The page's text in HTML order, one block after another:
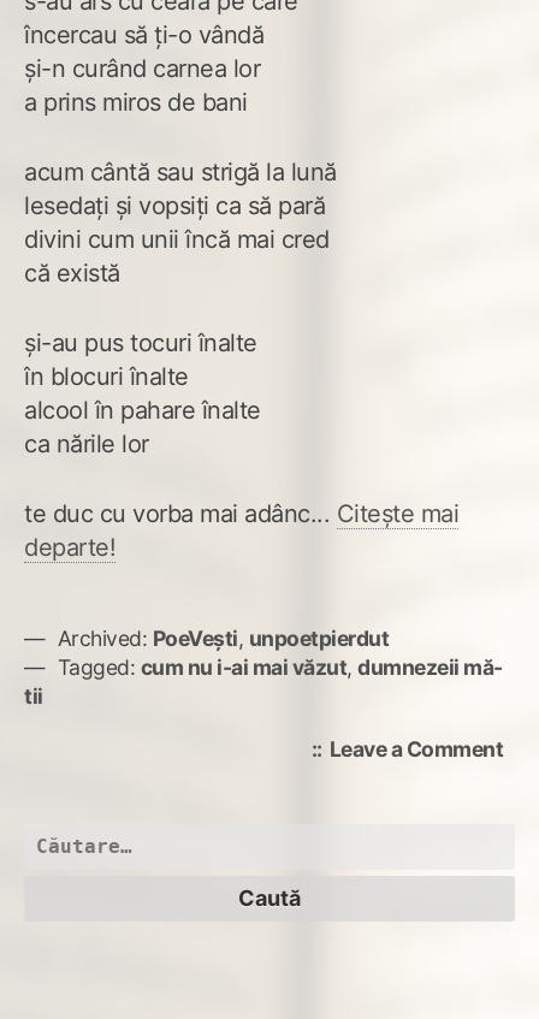
încercau să ți-o vândă
și-n curând carnea lor
a prins miros de bani
acum cântă sau strigă la lună
lesedați și vopsiți ca să pară
divini cum unii încă mai cred
că există
și-au pus tocuri înalte
în blocuri înalte
alcool în pahare înalte
ca nările lor
te duc cu vorba mai adânc... Citește mai
departe!
Archived: PoeVești, unpoetpierdut
Tagged: cum nu i-ai mai văzut, dumnezeii mă-
tii
Leave a Commenton
Caută